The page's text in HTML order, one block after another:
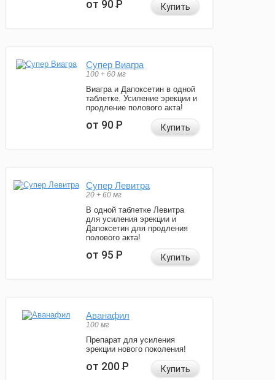
от 90Р Купить
Супер Виагра
100 + 60 мг
Виагра и Дапоксетин в одной
таблетке. Усиление эрекции и
продление полового акта!
от 90Р Купить
Супер Левитра
20 + 60 мг
В одной таблетке Левитра
для усиления эрекции и
Дапоксетин для продления
полового акта!
от 95Р Купить
Аванафил
100 мг
Препарат для усиления
эрекции нового поколения!
от 200Р Купить